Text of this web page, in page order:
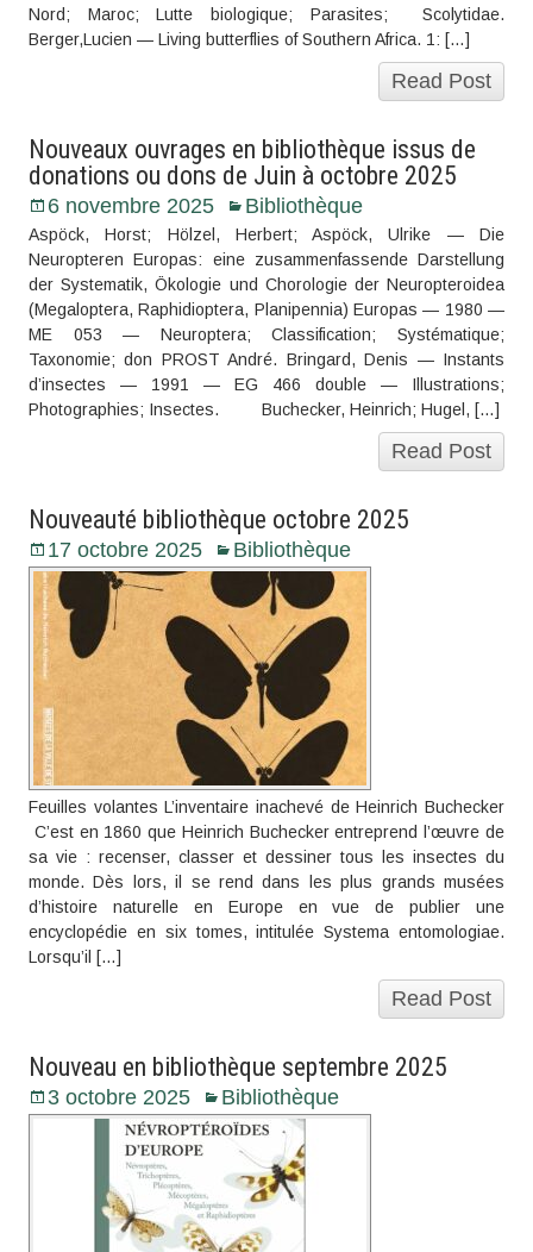
Nord; Maroc; Lutte biologique; Parasites; Scolytidae.
Berger,Lucien — Living butterflies of Southern Africa. 1: […]
Read Post
Nouveaux ouvrages en bibliothèque issus de
donations ou dons de Juin à octobre 2025
6 novembre 2025 Bibliothèque
Aspöck, Horst; Hölzel, Herbert; Aspöck, Ulrike — Die
Neuropteren Europas: eine zusammenfassende Darstellung
der Systematik, Ökologie und Chorologie der Neuropteroidea
(Megaloptera, Raphidioptera, Planipennia) Europas — 1980 —
ME 053 — Neuroptera; Classification; Systématique;
Taxonomie; don PROST André. Bringard, Denis — Instants
d’insectes — 1991 — EG 466 double — Illustrations;
Photographies; Insectes. Buchecker, Heinrich; Hugel, […]
Read Post
Nouveauté bibliothèque octobre 2025
17 octobre 2025 Bibliothèque
Feuilles volantes L’inventaire inachevé de Heinrich Buchecker
C’est en 1860 que Heinrich Buchecker entreprend l’œuvre de
sa vie : recenser, classer et dessiner tous les insectes du
monde. Dès lors, il se rend dans les plus grands musées
d’histoire naturelle en Europe en vue de publier une
encyclopédie en six tomes, intitulée Systema entomologiae.
Lorsqu’il […]
Read Post
Nouveau en bibliothèque septembre 2025
3 octobre 2025 Bibliothèque